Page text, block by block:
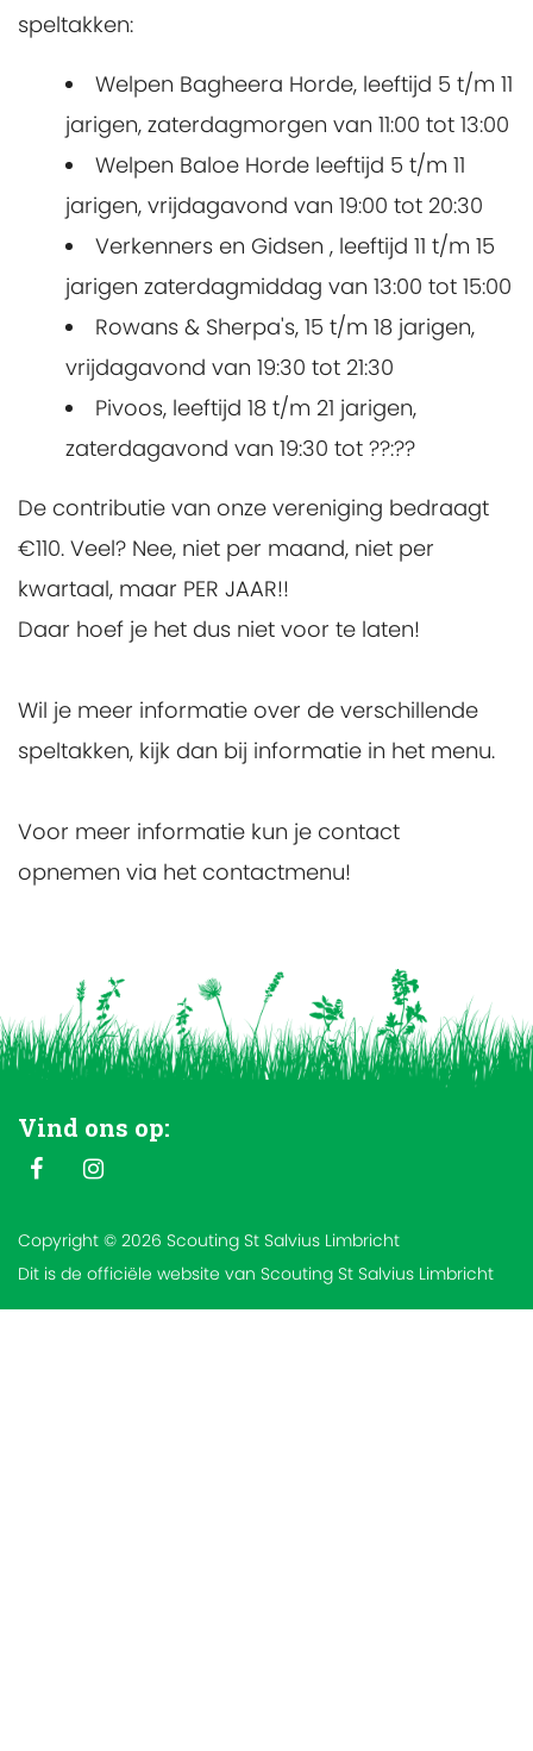
speltakken:
Welpen Bagheera Horde, leeftijd 5 t/m 11
jarigen, zaterdagmorgen van 11:00 tot 13:00
Welpen Baloe Horde leeftijd 5 t/m 11
jarigen, vrijdagavond van 19:00 tot 20:30
Verkenners en Gidsen , leeftijd 11 t/m 15
jarigen zaterdagmiddag van 13:00 tot 15:00
Rowans & Sherpa's, 15 t/m 18 jarigen,
vrijdagavond van 19:30 tot 21:30
Pivoos, leeftijd 18 t/m 21 jarigen,
zaterdagavond van 19:30 tot ??:??
De contributie van onze vereniging bedraagt
€110. Veel? Nee, niet per maand, niet per
kwartaal, maar PER JAAR!!
Daar hoef je het dus niet voor te laten!
Wil je meer informatie over de verschillende
speltakken, kijk dan bij informatie in het menu.
Voor meer informatie kun je contact
opnemen via het contactmenu!
Vind ons op:
Copyright © 2026 Scouting St Salvius Limbricht
Dit is de officiële website van Scouting St Salvius Limbricht